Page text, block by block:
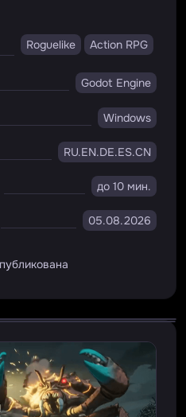
Roguelike Action RPG
Godot Engine
Windows
RU.EN.DE.ES.CN
до 10 мин.
05.08.2026